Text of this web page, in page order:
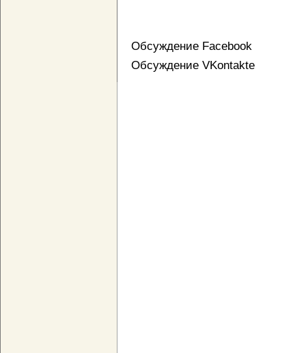
Обсуждение Facebook
Обсуждение VKontakte